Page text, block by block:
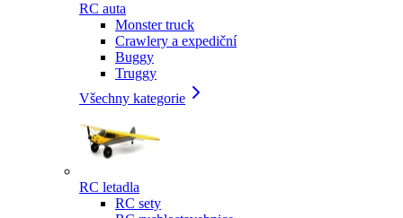
RC auta
Monster truck
Crawlery a expediční
Buggy
Truggy
Všechny kategorie
RC letadla
RC sety